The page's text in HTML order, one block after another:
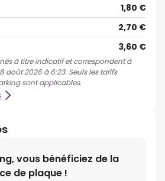
1,80 €
2,70 €
3,60 €
à titre indicatif et correspondent à
août 2026 à 6:23. Seuls les tarifs
sont applicables.
vous bénéficiez de la
de plaque !